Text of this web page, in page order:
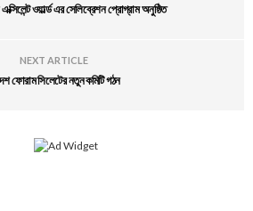
ওয়ার্ল্ড এর সেলিব্রেশন প্রোগ্রাম অনুষ্ঠিত
NEXT ARTICLE
ফোরাম সিলেটের নতুন কমিটি গঠন